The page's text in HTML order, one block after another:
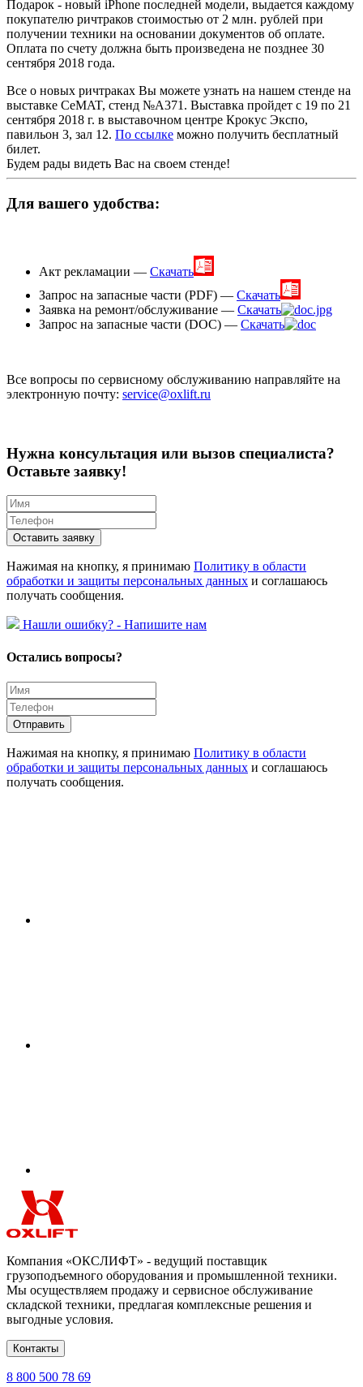
Подарок - новый iPhone последней модели, выдается каждому
покупателю ричтраков стоимостью от 2 млн. рублей при
получении техники на основании документов об оплате.
Оплата по счету должна быть произведена не позднее 30
сентября 2018 года.
Все о новых ричтраках Вы можете узнать на нашем стенде на
выставке CeMAT, стенд №А371. Выставка пройдет с 19 по 21
сентября 2018 г. в выставочном центре Крокус Экспо,
павильон 3, зал 12. По ссылке можно получить бесплатный
билет.
Будем рады видеть Вас на своем стенде!
Для вашего удобства:
Акт рекламации — Скачать
Запрос на запасные части (PDF) — Скачать
Заявка на ремонт/обслуживание — Скачать
Запрос на запасные части (DOC) — Скачать
Все вопросы по сервисному обслуживанию направляйте на
электронную почту: service@oxlift.ru
Нужна консультация или вызов специалиста?
Оставьте заявку!
Оставить заявку
Нажимая на кнопку, я принимаю Политику в области
обработки и защиты персональных данных и соглашаюсь
получать сообщения.
Hашли ошибку? - Напишите нам
Остались вопросы?
Отправить
Нажимая на кнопку, я принимаю Политику в области
обработки и защиты персональных данных и соглашаюсь
получать сообщения.
Компания «ОКСЛИФТ» - ведущий поставщик
грузоподъемного оборудования и промышленной техники.
Мы осуществляем продажу и сервисное обслуживание
складской техники, предлагая комплексные решения и
выгодные условия.
Контакты
8 800 500 78 69